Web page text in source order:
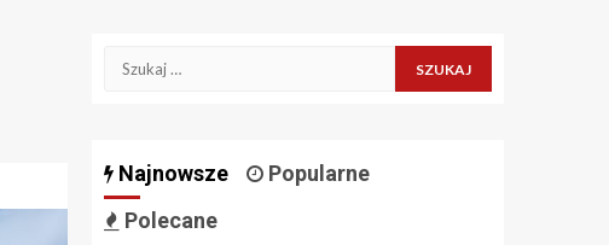
Szukaj:
Najnowsze
Popularne
Polecane